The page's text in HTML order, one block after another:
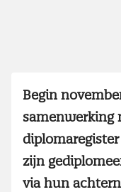
Begin
samenwerking
zijn
via hun